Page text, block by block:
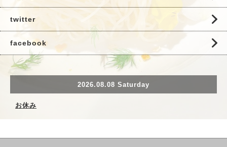
twitter
facebook
2026.08.08 Saturday
お休み